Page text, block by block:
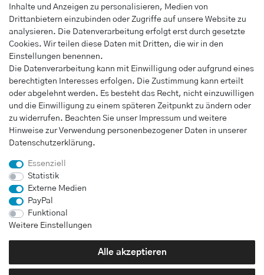
Inhalte und Anzeigen zu personalisieren, Medien von
Drittanbietern einzubinden oder Zugriffe auf unsere Website zu
analysieren. Die Datenverarbeitung erfolgt erst durch gesetzte
Cookies. Wir teilen diese Daten mit Dritten, die wir in den
Einstellungen benennen.
Die Datenverarbeitung kann mit Einwilligung oder aufgrund eines
berechtigten Interesses erfolgen. Die Zustimmung kann erteilt
oder abgelehnt werden. Es besteht das Recht, nicht einzuwilligen
und die Einwilligung zu einem späteren Zeitpunkt zu ändern oder
zu widerrufen. Beachten Sie unser Impressum und weitere
Hinweise zur Verwendung personenbezogener Daten in unserer
Daten­schutz­erklärung.
Essenziell
Statistik
Externe Medien
PayPal
Funktional
Weitere Einstellungen
Alle akzeptieren
Wunschliste
Warenkorb
Kasse
INFORMATIONEN
Widerrufs­recht
Impressum
Daten­schutz­erklärung
AGB
Vertrag widerrufen
UNTERNEHMEN
Kontakt
Bei Fragen wenden Sie sich direkt an unser Service-Team.